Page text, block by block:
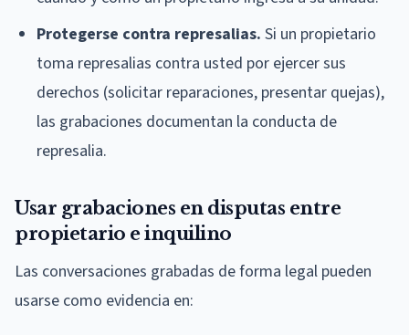
Protegerse contra represalias. Si un propietario
toma represalias contra usted por ejercer sus
derechos (solicitar reparaciones, presentar quejas),
las grabaciones documentan la conducta de
represalia.
Usar grabaciones en disputas entre
propietario e inquilino
Las conversaciones grabadas de forma legal pueden
usarse como evidencia en: